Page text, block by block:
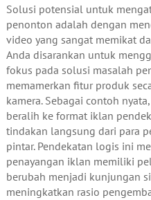
Solusi potensial untuk
penonton adalah dengan
video yang sangat memikat
Anda disarankan untuk
fokus pada solusi masalah
memamerkan fitur produk
kamera. Sebagai contoh
beralih ke format iklan
tindakan langsung dari para
pintar. Pendekatan logis ini
penayangan iklan memiliki
berubah menjadi kunjungan
meningkatkan rasio